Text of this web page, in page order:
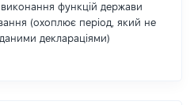
функцій держави
(охоплює період, який не
деклараціями)